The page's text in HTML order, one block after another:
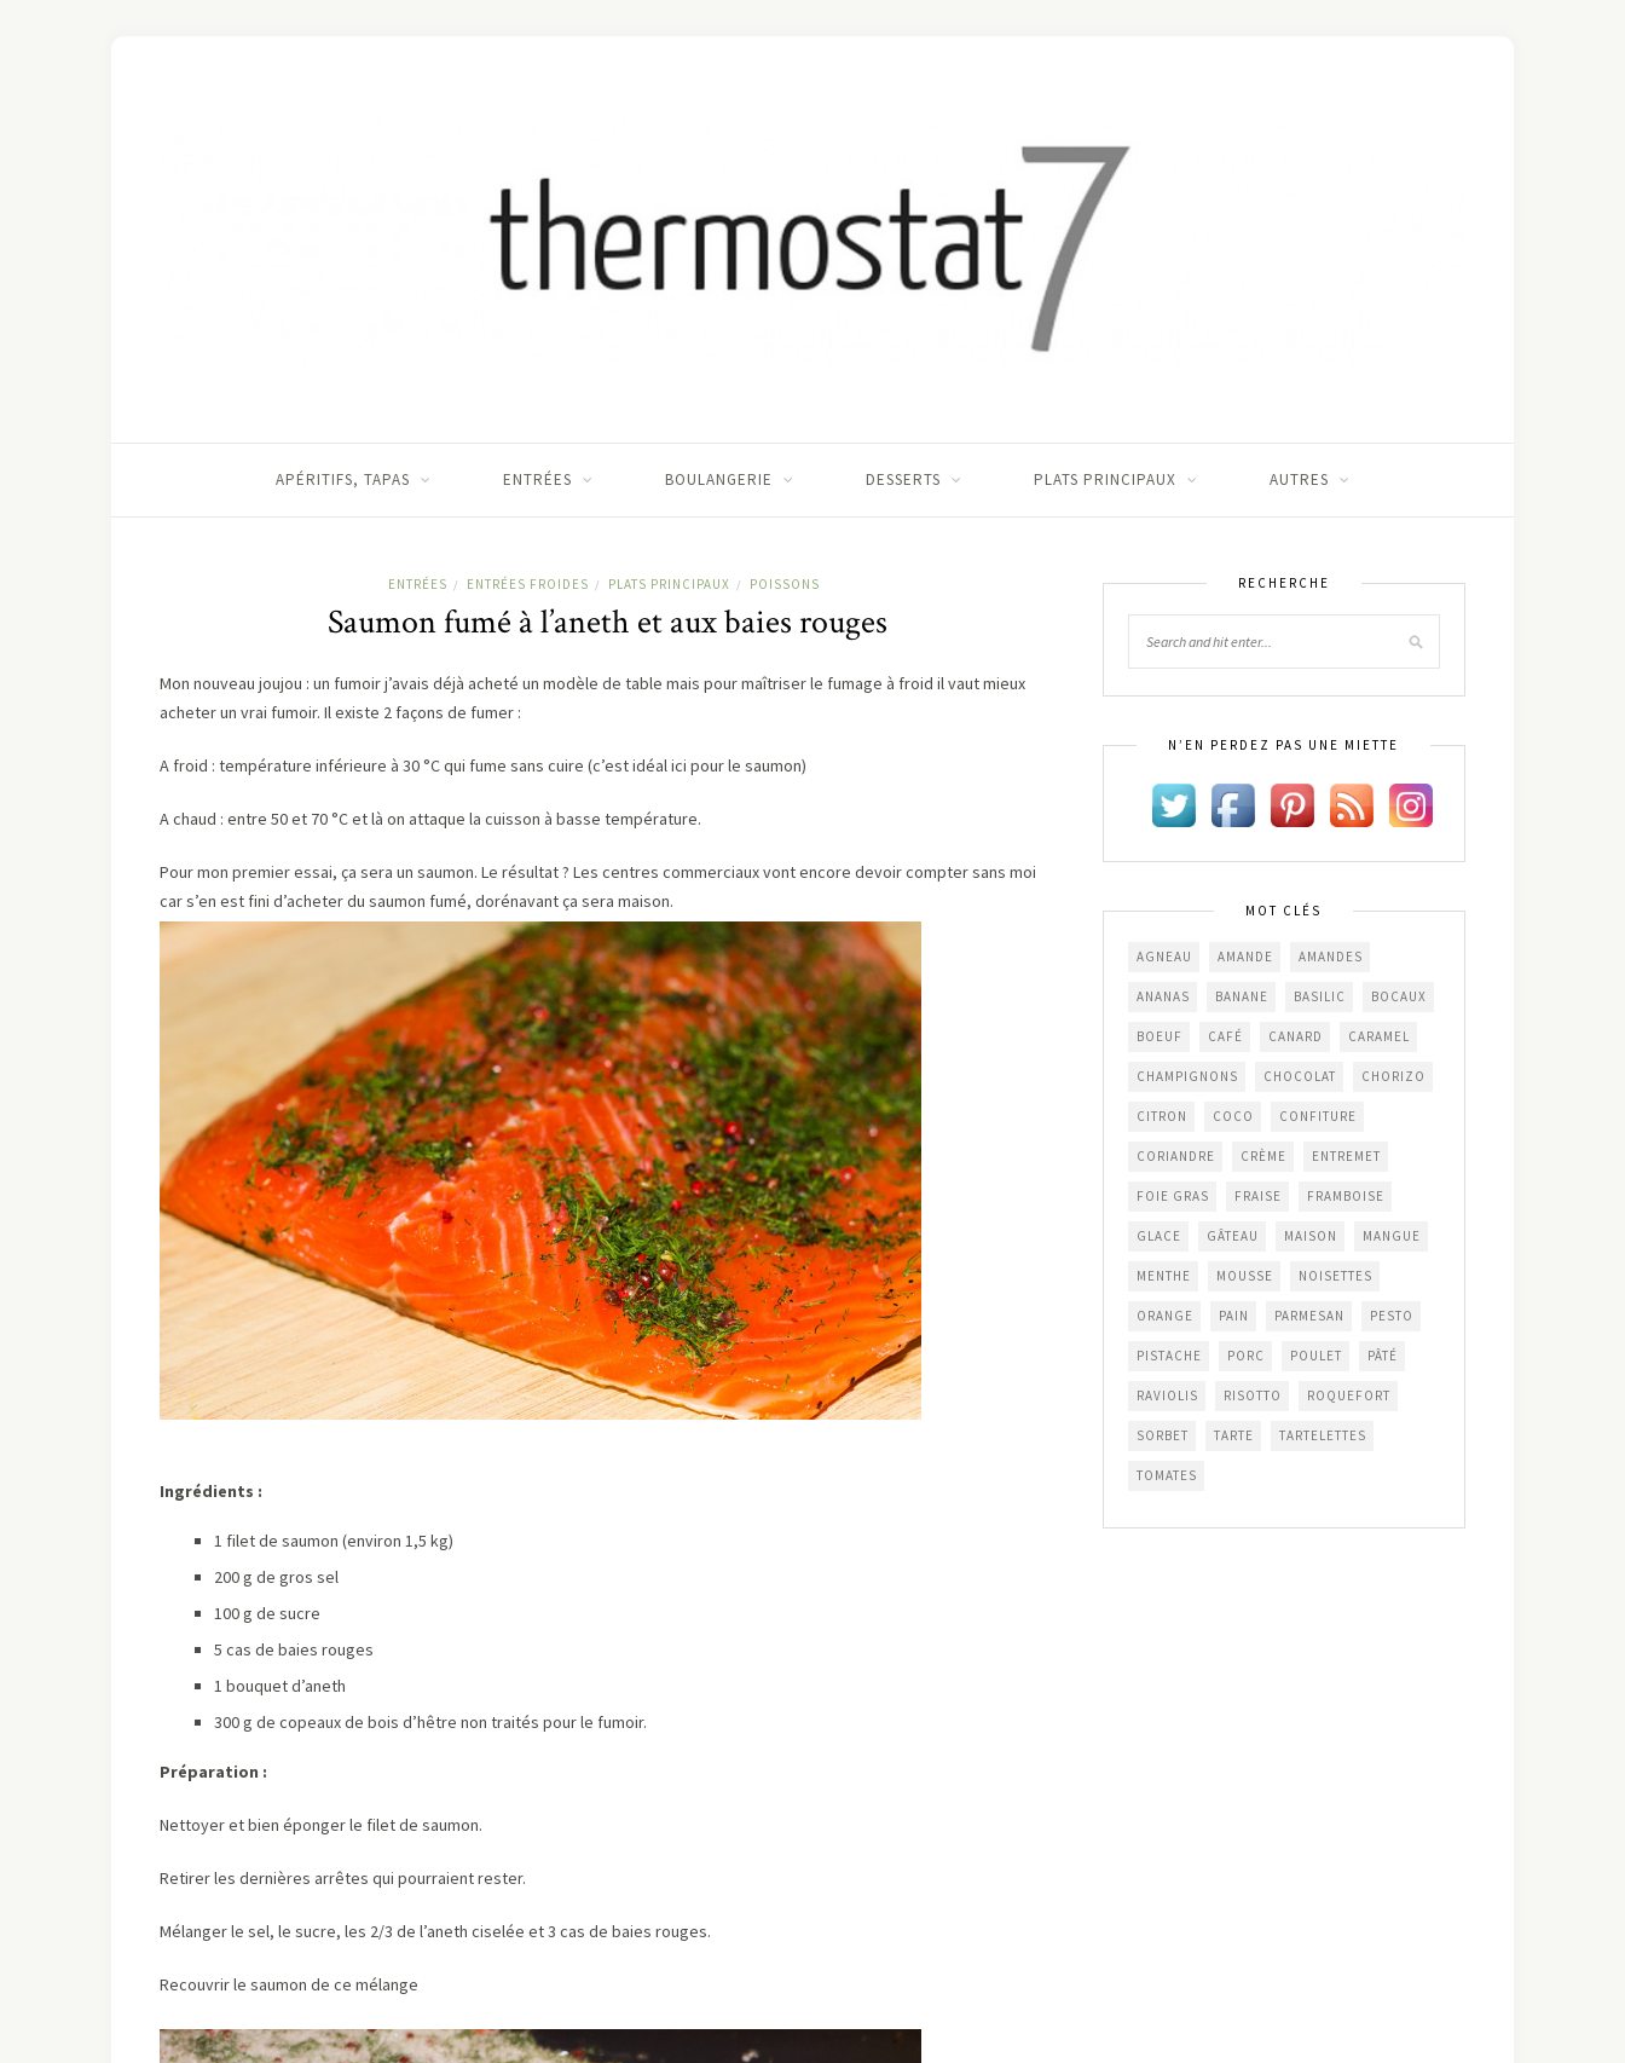
APÉRITIFS, TAPAS ENTRÉES BOULANGERIE DESSERTS PLATS PRINCIPAUX AUTRES
ENTRÉES / ENTRÉES FROIDES / PLATS PRINCIPAUX / POISSONS
Saumon fumé à l’aneth et aux baies rouges
Mon nouveau joujou : un fumoir j’avais déjà acheté un modèle de table mais pour maîtriser le fumage à froid il vaut mieux
acheter un vrai fumoir. Il existe 2 façons de fumer :
A froid : température inférieure à 30 °C qui fume sans cuire (c’est idéal ici pour le saumon)
A chaud : entre 50 et 70 °C et là on attaque la cuisson à basse température.
Pour mon premier essai, ça sera un saumon. Le résultat ? Les centres commerciaux vont encore devoir compter sans moi
car s’en est fini d’acheter du saumon fumé, dorénavant ça sera maison.
Ingrédients :
1 filet de saumon (environ 1,5 kg)
200 g de gros sel
100 g de sucre
5 cas de baies rouges
1 bouquet d’aneth
300 g de copeaux de bois d’hêtre non traités pour le fumoir.
Préparation :
Nettoyer et bien éponger le filet de saumon.
Retirer les dernières arrêtes qui pourraient rester.
Mélanger le sel, le sucre, les 2/3 de l’aneth ciselée et 3 cas de baies rouges.
Recouvrir le saumon de ce mélange
RECHERCHE
N’EN PERDEZ PAS UNE MIETTE
MOT CLÉS
AGNEAU AMANDE AMANDES
ANANAS BANANE BASILIC BOCAUX
BOEUF CAFÉ CANARD CARAMEL
CHAMPIGNONS CHOCOLAT CHORIZO
CITRON COCO CONFITURE
CORIANDRE CRÈME ENTREMET
FOIE GRAS FRAISE FRAMBOISE
GLACE GÂTEAU MAISON MANGUE
MENTHE MOUSSE NOISETTES
ORANGE PAIN PARMESAN PESTO
PISTACHE PORC POULET PÂTÉ
RAVIOLIS RISOTTO ROQUEFORT
SORBET TARTE TARTELETTES
TOMATES